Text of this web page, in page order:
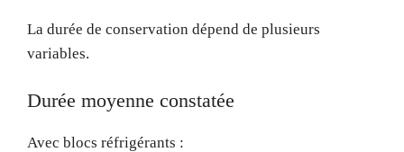
La durée de conservation dépend de plusieurs
variables.
Durée moyenne constatée
Avec blocs réfrigérants :